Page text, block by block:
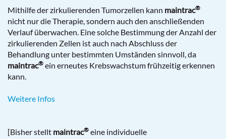
Mithilfe der zirkulierenden Tumorzellen kann maintrac®
nicht nur die Therapie, sondern auch den anschließenden
Verlauf überwachen. Eine solche Bestimmung der Anzahl der
zirkulierenden Zellen ist auch nach Abschluss der
Behandlung unter bestimmten Umständen sinnvoll, da
maintrac® ein erneutes Krebswachstum frühzeitig erkennen
kann.
Weitere Infos
[Bisher stellt maintrac® eine individuelle